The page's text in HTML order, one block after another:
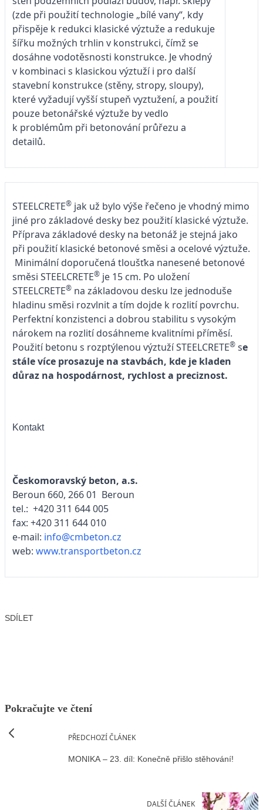
(zde při použití technologie „bílé vany“, kdy
přispěje k redukci klasické výztuže a redukuje
šířku možných trhlin v konstrukci, čímž se
dosáhne vodotěsnosti konstrukce. Je vhodný
v kombinaci s klasickou výztuží i pro další
stavební konstrukce (stěny, stropy, sloupy),
které vyžadují vyšší stupeň vyztužení, a použití
pouze betonářské výztuže by vedlo
k problémům při betonování průřezu a
detailů.
STEELCRETE® jak už bylo výše řečeno je vhodný mimo
jiné pro základové desky bez použití klasické výztuže.
Příprava základové desky na betonáž je stejná jako
při použití klasické betonové směsi a ocelové výztuže.
Minimální doporučená tloušťka nanesené betonové
směsi STEELCRETE® je 15 cm. Po uložení
STEELCRETE® na základovou desku lze jednoduše
hladinu směsi rozvlnit a tím dojde k rozlití povrchu.
Perfektní konzistenci a dobrou stabilitu s vysokým
nárokem na rozlití dosáhneme kvalitními příměsí.
Použití betonu s rozptýlenou výztuží STEELCRETE® se
stále více prosazuje na stavbách, kde je kladen
důraz na hospodárnost, rychlost a preciznost.
Kontakt
Českomoravský beton, a.s.
Beroun 660, 266 01 Beroun
tel.: +420 311 644 005
fax: +420 311 644 010
e-mail: info@cmbeton.cz
web: www.transportbeton.cz
SDÍLET
Pokračujte ve čtení
PŘEDCHOZÍ ČLÁNEK
MONIKA – 23. díl: Konečně přišlo stěhování!
DALŠÍ ČLÁNEK